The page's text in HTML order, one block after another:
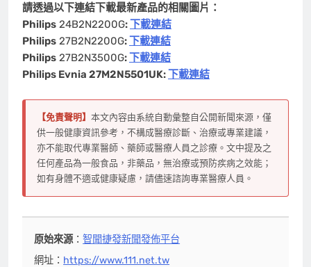
請透過以下連結下載最新產品的相關圖片 ：
Philips 24B2N2200G:下載連結
Philips 27B2N2200G:下載連結
Philips 27B2N3500G:下載連結
Philips Evnia 27M2N5501UK:下載連結
【免責聲明】 本文內容由系統自動彙整自公開新聞來源，僅
供一般健康資訊參考，不構成醫療診斷、治療或專業建議，
亦不能取代專業醫師、藥師或醫療人員之診療。文中提及之
任何產品為一般食品，非藥品，無治療或預防疾病之效能；
如有身體不適或健康疑慮，請儘速諮詢專業醫療人員。
原始來源：智聞捷發新聞發佈平台
網址： https://www.111.net.tw